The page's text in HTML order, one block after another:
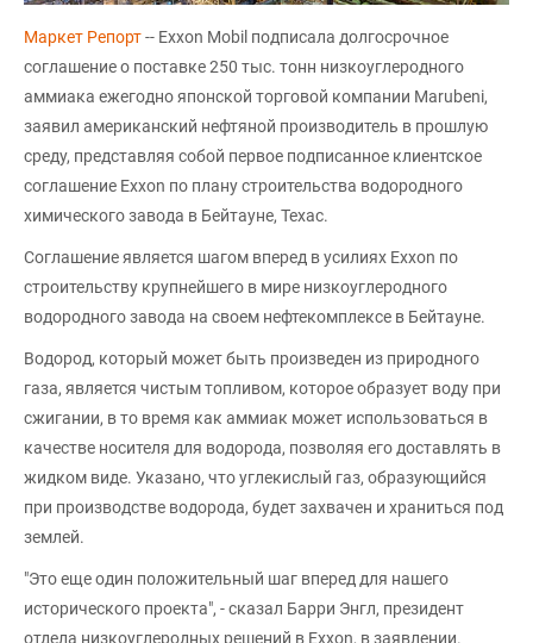
Маркет Репорт-- Exxon Mobil подписала долгосрочное
соглашение о поставке 250 тыс. тонн низкоуглеродного
аммиака ежегодно японской торговой компании Marubeni,
заявил американский нефтяной производитель в прошлую
среду, представляя собой первое подписанное клиентское
соглашение Exxon по плану строительства водородного
химического завода в Бейтауне, Техас.
Соглашение является шагом вперед в усилиях Exxon по
строительству крупнейшего в мире низкоуглеродного
водородного завода на своем нефтекомплексе в Бейтауне.
Водород, который может быть произведен из природного
газа, является чистым топливом, которое образует воду при
сжигании, в то время как аммиак может использоваться в
качестве носителя для водорода, позволяя его доставлять в
жидком виде. Указано, что углекислый газ, образующийся
при производстве водорода, будет захвачен и храниться под
землей.
"Это еще один положительный шаг вперед для нашего
исторического проекта", - сказал Барри Энгл, президент
отдела низкоуглеродных решений в Exxon, в заявлении.